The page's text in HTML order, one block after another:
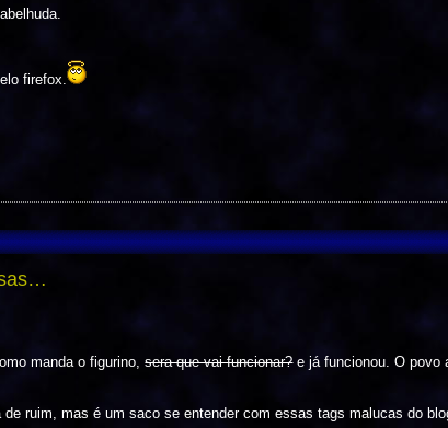
firefox.
manda o figurino,sera que vai funcionar?e já funcionou. O povo
ruim, mas é um saco se entender com essas tags malucas do